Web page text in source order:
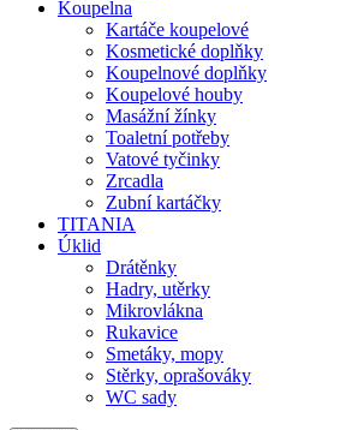
Koupelna
Kartáče koupelové
Kosmetické doplňky
Koupelnové doplňky
Koupelové houby
Masážní žínky
Toaletní potřeby
Vatové tyčinky
Zrcadla
Zubní kartáčky
TITANIA
Úklid
Drátěnky
Hadry, utěrky
Mikrovlákna
Rukavice
Smetáky, mopy
Stěrky, oprašováky
WC sady